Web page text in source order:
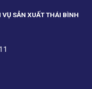
SẢN XUẤT THÁI BÌNH